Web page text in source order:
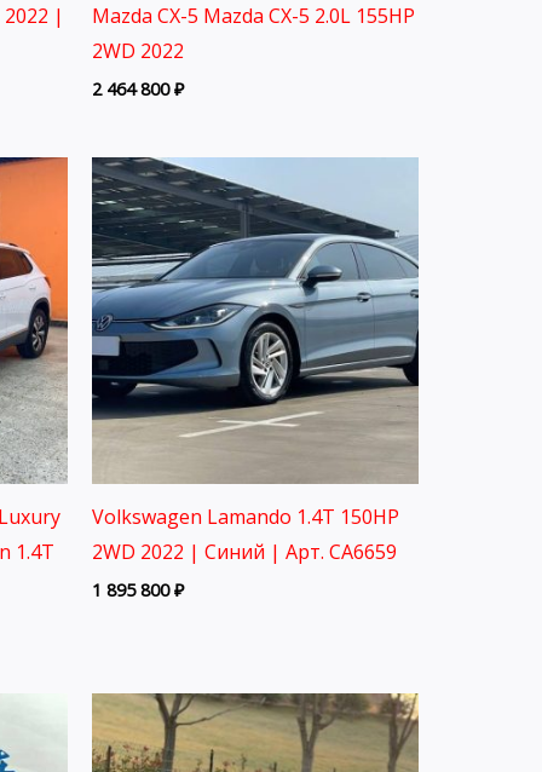
2022 |
Mazda CX-5 Mazda CX-5 2.0L 155HP
2WD 2022
2 464 800₽
1.4T
Volkswagen Lamando 1.4T 150HP
2WD 2022 | Синий | Арт. CA6659
1 895 800₽